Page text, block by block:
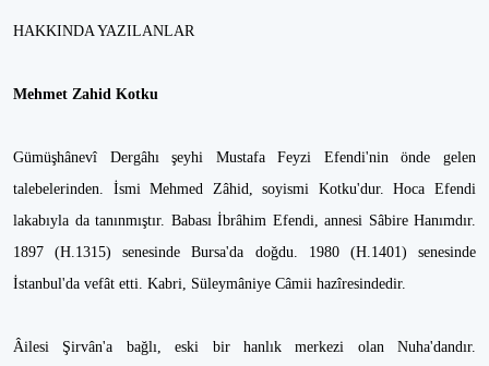
HAKKINDA YAZILANLAR
Mehmet Zahid Kotku
Gümüşhânevî Dergâhı şeyhi Mustafa Feyzi Efendi'nin önde gelen
talebelerinden. İsmi Mehmed Zâhid, soyismi Kotku'dur. Hoca Efendi
lakabıyla da tanınmıştır. Babası İbrâhim Efendi, annesi Sâbire Hanımdır.
1897 (H.1315) senesinde Bursa'da doğdu. 1980 (H.1401) senesinde
İstanbul'da vefât etti. Kabri, Süleymâniye Câmii hazîresindedir.
Âilesi Şirvân'a bağlı, eski bir hanlık merkezi olan Nuha'dandır.